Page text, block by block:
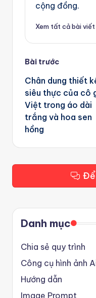
cộng đồng.
Xem tất cả bài viết
Post
navigation
Bài trước
Chân dung thiết
siêu thực của cô
Việt trong áo dài
trắng và hoa sen
hồng
Để
Danh mục
Chia sẻ quy trình
Công cụ hình ảnh
Hướng dẫn
Image Prompt